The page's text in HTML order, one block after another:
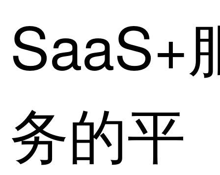
SaaS+
务的平